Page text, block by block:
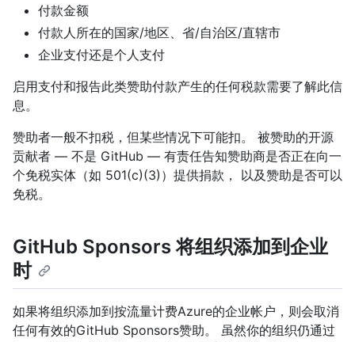
付款金额
付款人所在的国家/地区、省/自治区/直辖市
企业支付还是个人支付
启用支付和报告此类赞助付款产生的任何税款需要了解此信
息。
赞助者一般不扣税，但某些情况下可能扣。 被赞助的开源
贡献者 — 不是 GitHub — 有责任告知赞助商是否正在向一
个免税实体（如 501(c)(3)）提供捐款， 以及赞助是否可以
免税。
GitHub Sponsors 将组织添加到企业
时
如果将组织添加到按流量计费Azure的企业帐户，则会取消
任何有效的GitHub Sponsors赞助。 虽然你的组织仍通过